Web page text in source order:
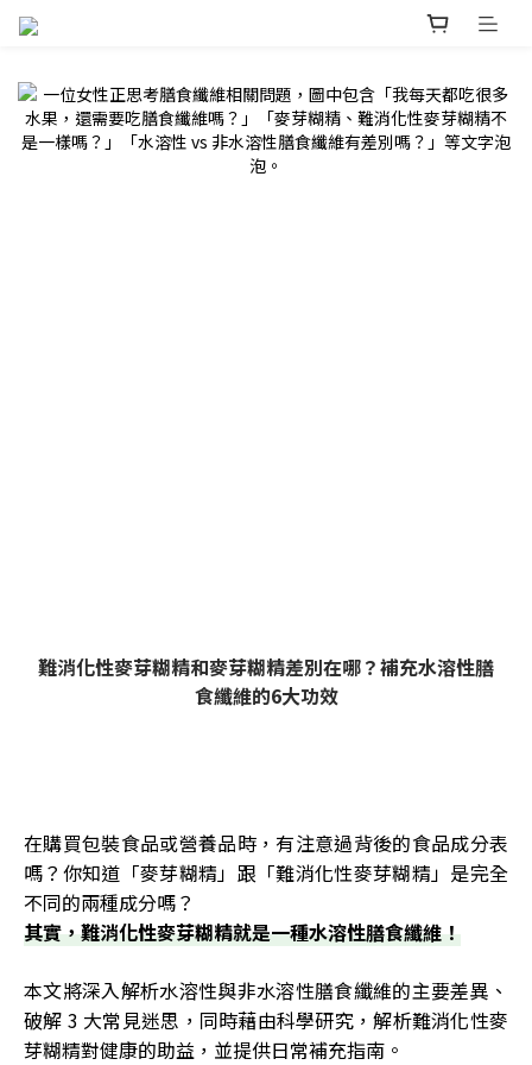
難消化性麥芽糊精和麥芽糊精差別在哪？補充水溶性膳
食纖維的6大功效
在購買包裝食品或營養品時，有注意過背後的食品成分表
嗎？你知道「麥芽糊精」跟「難消化性麥芽糊精」是完全
不同的兩種成分嗎？
其實，難消化性麥芽糊精就是一種水溶性膳食纖維！
本文將深入解析水溶性與非水溶性膳食纖維的主要差異、
破解 3 大常見迷思，同時藉由科學研究，解析難消化性麥
芽糊精對健康的助益，並提供日常補充指南。